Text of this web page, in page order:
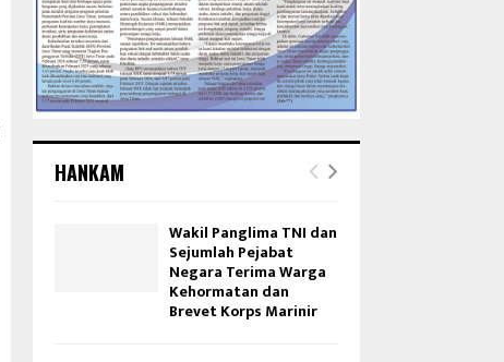
HANKAM
Wakil Panglima TNI dan
Sejumlah Pejabat
Negara Terima Warga
Kehormatan dan
Brevet Korps Marinir